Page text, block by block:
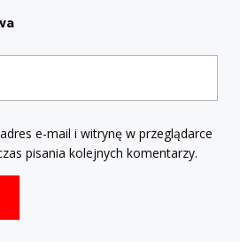
e-mail i witrynę w przeglądarce
pisania kolejnych komentarzy.